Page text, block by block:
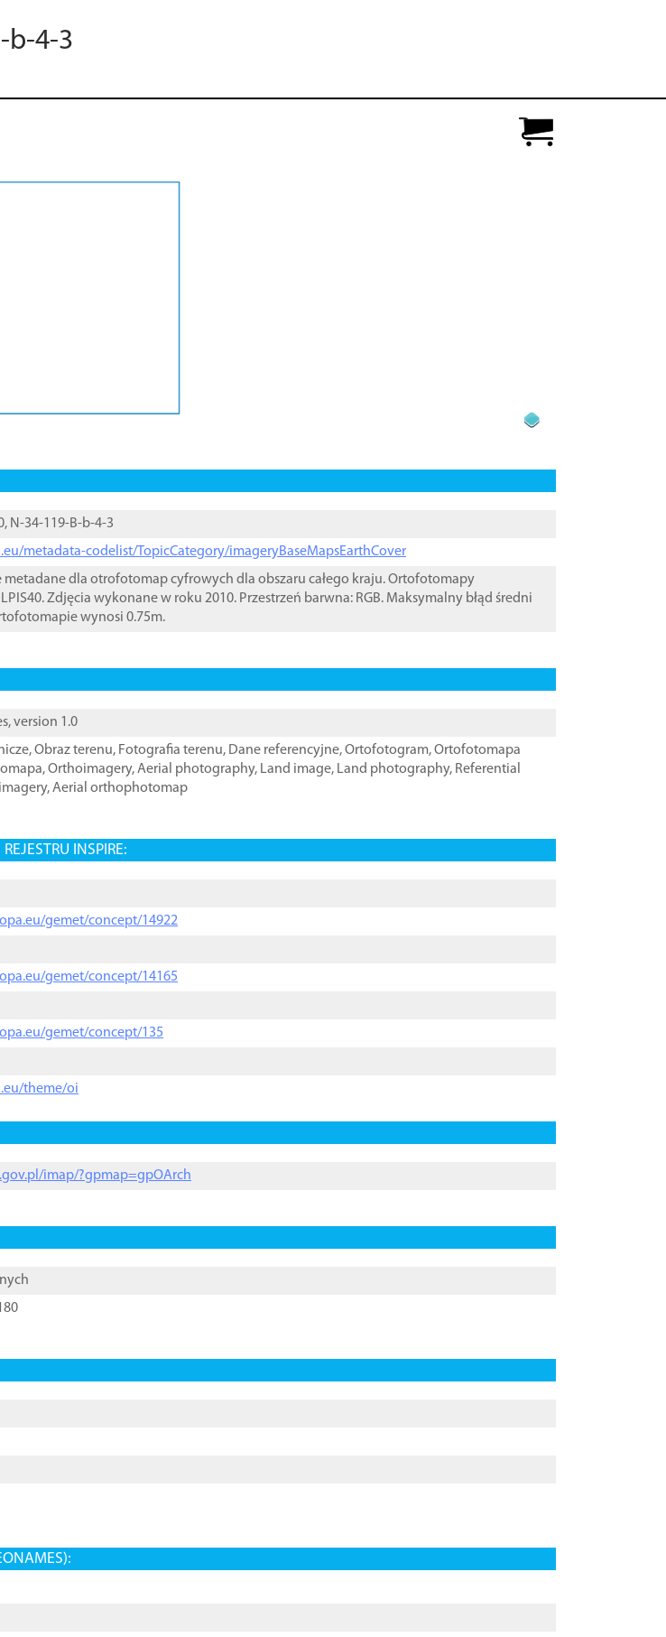
b-4-3
N-34-119-B-b-4-3
metadata-codelist/TopicCategory/imageryBaseMapsEarthCover
dla otrofotomap cyfrowych dla obszaru całego kraju. Ortofotomapy
Zdjęcia wykonane w roku 2010. Przestrzeń barwna: RGB. Maksymalny błąd średni
wynosi 0.75m.
version 1.0
,Obraz terenu, Fotografia terenu, Dane referencyjne,Ortofotogram,Ortofotomapa
,Orthoimagery,Aerial photography, Land image, Land photography, Referential
,Aerial orthophotomap
INSPIRE:
gemet/concept/14922
gemet/concept/14165
gemet/concept/135
theme/oi
imap/?gpmap=gpOArch